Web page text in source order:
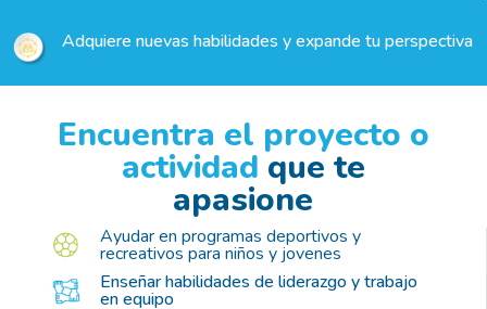
Adquiere nuevas habilidades y expande tu perspectiva
Encuentra el proyecto o
actividad que te
apasione
Ayudar en programas deportivos y
recreativos para niños y jovenes
Enseñar habilidades de liderazgo y trabajo
en equipo